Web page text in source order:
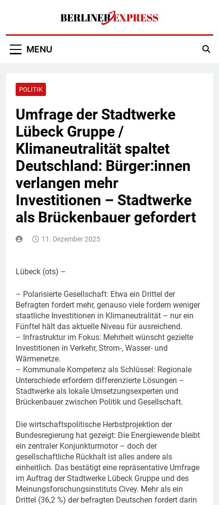
Berliner Express
MENU
POLITIK
Umfrage der Stadtwerke
Lübeck Gruppe /
Klimaneutralität spaltet
Deutschland: Bürger:innen
verlangen mehr
Investitionen – Stadtwerke
als Brückenbauer gefordert
11. Dezember 2025
Lübeck (ots) –
– Polarisierte Gesellschaft: Etwa ein Drittel der
Befragten fordert mehr, genauso viele fordern weniger
staatliche Investitionen in Klimaneutralität – nur ein
Fünftel hält das aktuelle Niveau für ausreichend.
– Infrastruktur im Fokus: Mehrheit wünscht gezielte
Investitionen in Verkehr, Strom-, Wasser- und
Wärmenetze.
– Kommunale Kompetenz als Schlüssel: Regionale
Unterschiede erfordern differenzierte Lösungen –
Stadtwerke als lokale Umsetzungsexperten und
Brückenbauer zwischen Politik und Gesellschaft.
Die wirtschaftspolitische Herbstprojektion der
Bundesregierung hat gezeigt: Die Energiewende bleibt
ein zentraler Konjunkturmotor – doch der
gesellschaftliche Rückhalt ist alles andere als
einheitlich. Das bestätigt eine repräsentative Umfrage
im Auftrag der Stadtwerke Lübeck Gruppe und des
Meinungsforschungsinstituts Civey. Mehr als ein
Drittel (36,2 %) der befragten Deutschen fordert darin